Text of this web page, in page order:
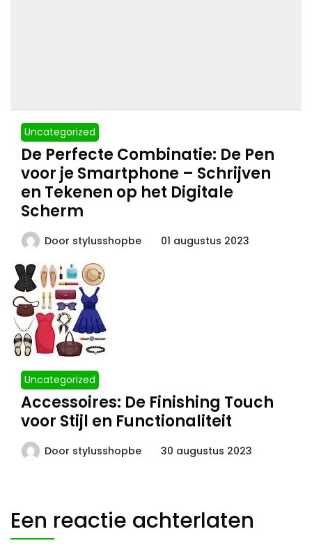
Uncategorized
De Perfecte Combinatie: De Pen
voor je Smartphone – Schrijven
en Tekenen op het Digitale
Scherm
Door stylusshopbe 01 augustus 2023
Uncategorized
Accessoires: De Finishing Touch
voor Stijl en Functionaliteit
Door stylusshopbe 30 augustus 2023
Een reactie achterlaten